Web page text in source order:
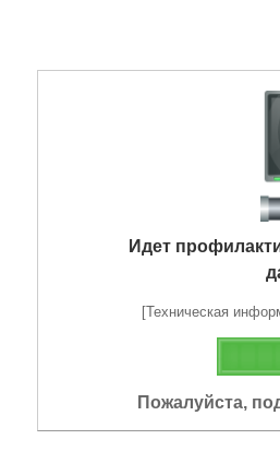
Идет
[Техническая
Пожалуйста,